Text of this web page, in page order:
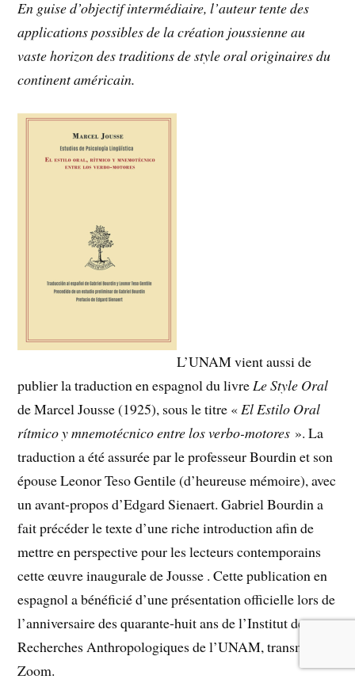
En guise d’objectif intermédiaire, l’auteur tente des
applications possibles de la création joussienne au
vaste horizon des traditions de style oral originaires du
continent américain.
L’UNAM vient aussi de
publier la traduction en espagnol du livreLe Style Oral
de Marcel Jousse (1925), sous le titre «El Estilo Oral
rítmico y mnemotécnico entre los verbo-motores ». La
traduction a été assurée par le professeur Bourdin et son
épouse Leonor Teso Gentile (d’heureuse mémoire), avec
un avant-propos d’Edgard Sienaert. Gabriel Bourdin a
fait précéder le texte d’une riche introduction afin de
mettre en perspective pour les lecteurs contemporains
cette œuvre inaugurale de Jousse . Cette publication en
espagnol a bénéficié d’une présentation officielle lors de
l’anniversaire des quarante-huit ans de l’Institut de
Recherches Anthropologiques de l’UNAM, transmis par
Zoom.